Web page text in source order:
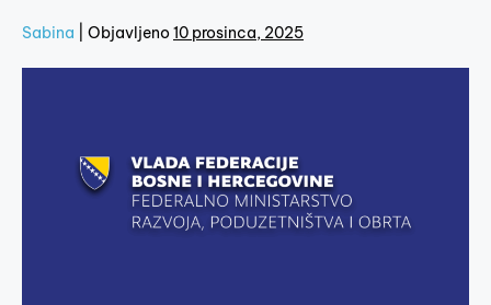
Sabina Objavljeno 10 prosinca, 2025